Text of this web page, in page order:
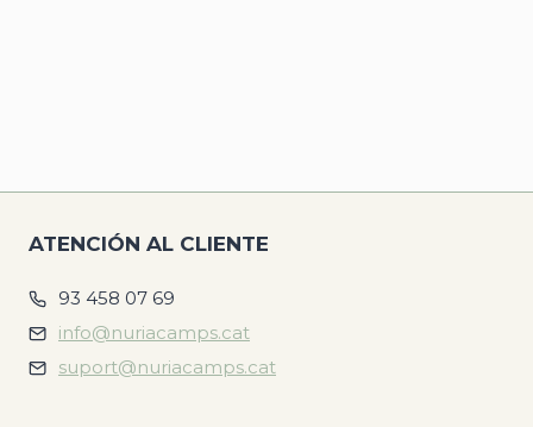
ATENCIÓN AL CLIENTE
93 458 07 69
info@nuriacamps.cat
suport@nuriacamps.cat